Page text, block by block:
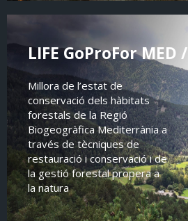
LIFE GoProFor MED /
Millora de l’estat de
conservació dels hàbitats
forestals de la Regió
Biogeogràfica Mediterrània a
través de tècniques de
restauració i conservació i de
la gestió forestal propera a
la natura